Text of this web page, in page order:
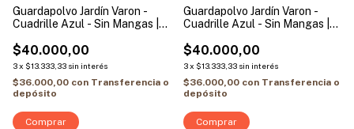
Guardapolvo Jardín Varon -
Cuadrille Azul - Sin Mangas |
$40.000,00
3x $13.333,33 sin interés
$36.000,00 con Transferencia o
depósito
Comprar
Guardapolvo Jardín Varon -
Cuadrille Azul - Sin Mangas |
$40.000,00
3x $13.333,33 sin interés
$36.000,00 con Transferencia o
depósito
Comprar